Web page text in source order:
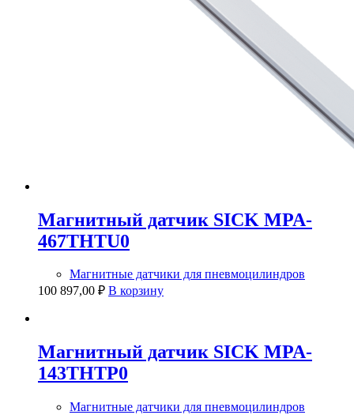
Магнитный датчик SICK MPA-
467THTU0
Магнитные датчики для пневмоцилиндров
100 897,00 ₽ В корзину
Магнитный датчик SICK MPA-
143THTP0
Магнитные датчики для пневмоцилиндров